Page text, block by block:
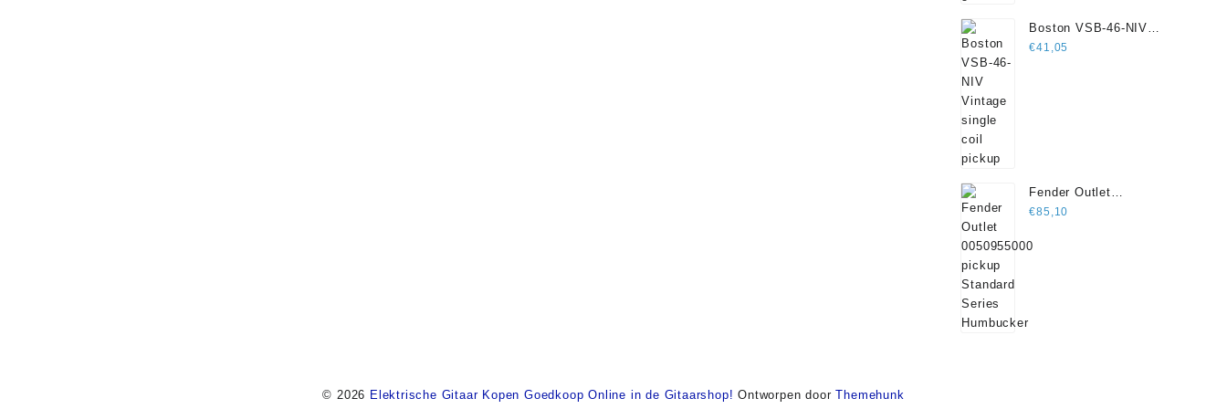
Boston VSB-46-NIV
Vintage single coil
€41,05
Fender Outlet
0050955000 pickup
Humbucker
€85,10
© 2026 Elektrische Gitaar Kopen Goedkoop Online in de Gitaarshop! Ontworpen door Themehunk